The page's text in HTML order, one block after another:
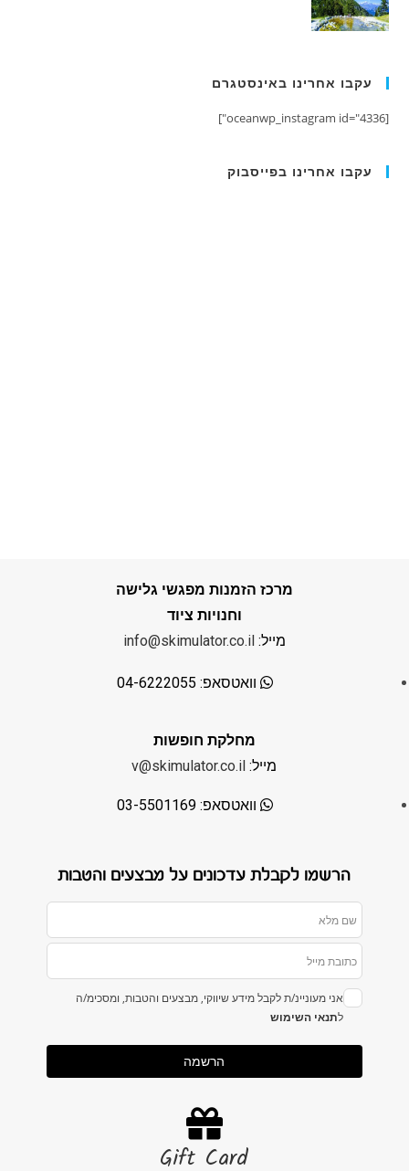
עקבו אחרינו באינסטגרם
[oceanwp_instagram id="4336"]
עקבו אחרינו בפייסבוק
מרכז הזמנות מפגשי גלישה
וחנויות ציוד
מייל:info@skimulator.co.il
וואטסאפ: 04-6222055
מחלקת חופשות
מייל: v@skimulator.co.il
וואטסאפ: 03-5501169
הרשמו לקבלת עדכונים על מבצעים והטבות
אני מעוניינ/ת לקבל מידע שיווקי, מבצעים והטבות, ומסכימ/ה
לתנאי השימוש
הרשמה
Gift Card